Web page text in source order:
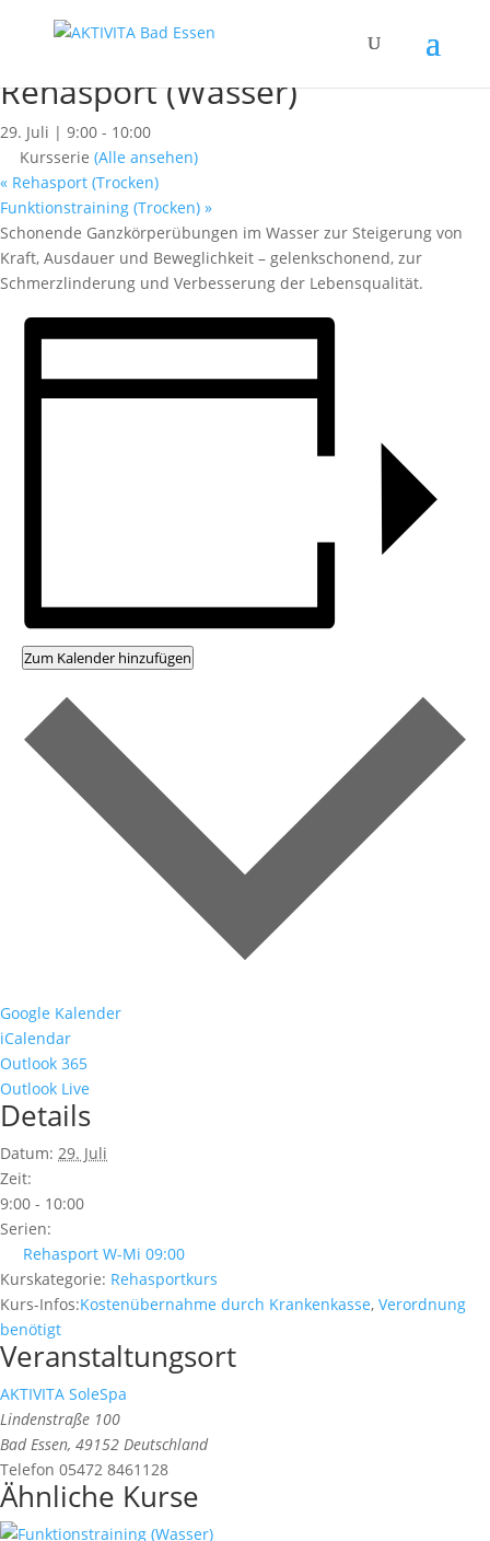
« Alle Kurse
Rehasport (Wasser)
29. Juli | 9:00 - 10:00
Kursserie (Alle ansehen)
« Rehasport (Trocken)
Funktionstraining (Trocken) »
Schonende Ganzkörperübungen im Wasser zur Steigerung von
Kraft, Ausdauer und Beweglichkeit – gelenkschonend, zur
Schmerzlinderung und Verbesserung der Lebensqualität.
Zum Kalender hinzufügen
Google Kalender
iCalendar
Outlook 365
Outlook Live
Details
Datum: 29. Juli
Zeit:
9:00 - 10:00
Serien:
Rehasport W-Mi 09:00
Kurskategorie: Rehasportkurs
Kurs-Infos:Kostenübernahme durch Krankenkasse, Verordnung
benötigt
Veranstaltungsort
AKTIVITA SoleSpa
Lindenstraße 100
Bad Essen, 49152 Deutschland
Telefon 05472 8461128
Ähnliche Kurse